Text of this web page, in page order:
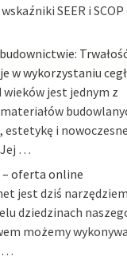
SEER i
budownictwie:
w wykorzystaniu
wieków jest jednym z
estetykę i
…
oferta online
jest dziś
dziedzinach
możemy
…